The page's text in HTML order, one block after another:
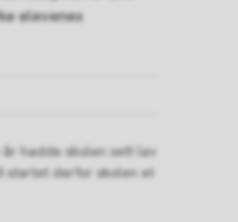
elevenes
hadde skolen sett lav
startet derfor skolen et